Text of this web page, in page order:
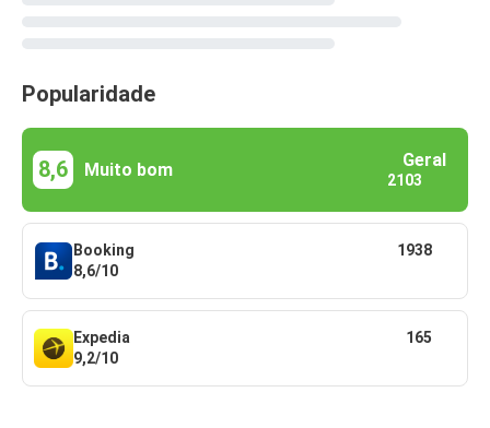
Popularidade
8,6 Muito bom Geral
2103
Booking
8,6/10
1938
Expedia
9,2/10
165